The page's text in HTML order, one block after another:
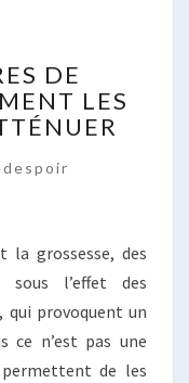
DE
LES
la grossesse, des
sous l’effet des
qui provoquent un
ce n’est pas une
de les